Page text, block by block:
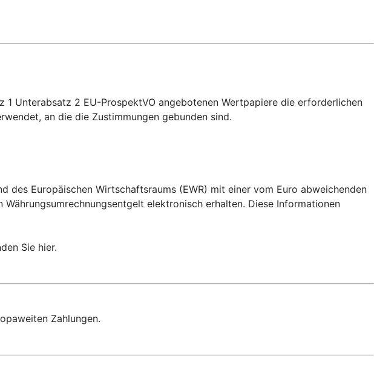
Unterabsatz 2 EU-ProspektVO angebotenen Wertpapiere die erforderlichen
an die die Zustimmungen gebunden sind.
Europäischen Wirtschaftsraums (EWR) mit einer vom Euro abweichenden
elektronisch erhalten. Diese Informationen
Sie hier.
Zahlungen.